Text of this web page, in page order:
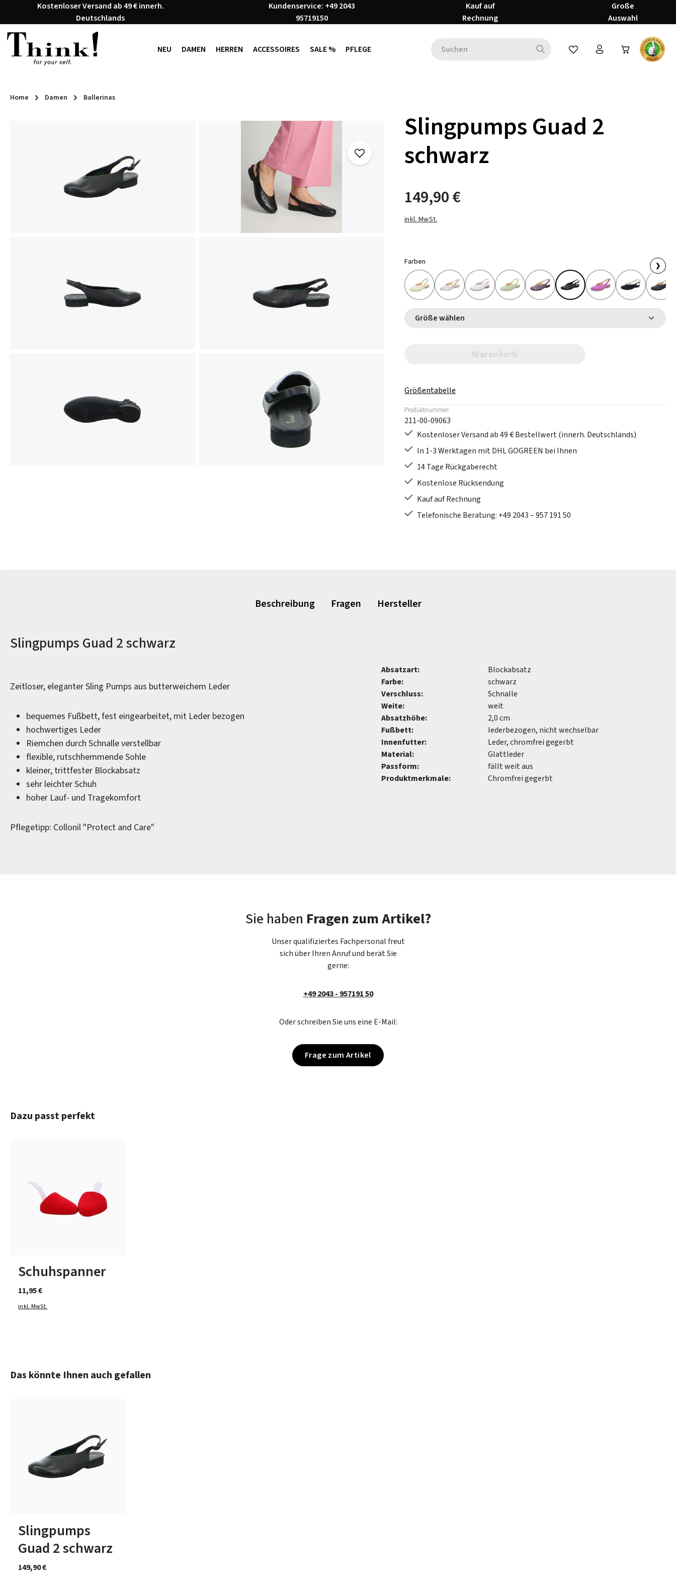
Hauptinhalt springen
Zur Suche springen
Zur Hauptnavigation springen
Kostenloser Versand ab 49 € innerh.
Deutschlands
Kundenservice: +49 2043
95719150
Kauf auf
Rechnung
Große
Auswahl
NEU DAMEN HERREN ACCESSOIRES SALE % PFLEGE Du hast 0 Produkte auf dem
Home Damen Ballerinas
Slingpumps Guad 2
schwarz
149,90 €
inkl. MwSt.
Farben ❯
Größe wählen
Warenkorb
Größentabelle
Produktnummer:
211-00-09063
Kostenloser Versand ab 49 € Bestellwert (innerh. Deutschlands)
In 1-3 Werktagen mit DHL GOGREEN bei Ihnen
14 Tage Rückgaberecht
Kostenlose Rücksendung
Kauf auf Rechnung
Telefonische Beratung: +49 2043 – 957 191 50
Beschreibung Fragen Hersteller
Produktinformationen
Slingpumps Guad 2 schwarz
Zeitloser, eleganter Sling Pumps aus butterweichem Leder
bequemes Fußbett, fest eingearbeitet, mit Leder bezogen
hochwertiges Leder
Riemchen durch Schnalle verstellbar
flexible, rutschhemmende Sohle
kleiner, trittfester Blockabsatz
sehr leichter Schuh
hoher Lauf- und Tragekomfort
Pflegetipp: Collonil "Protect and Care"
Absatzart:
Blockabsatz
Farbe:
schwarz
Verschluss:
Schnalle
Weite:
weit
Absatzhöhe:
2,0 cm
Fußbett:
lederbezogen, nicht wechselbar
Innenfutter:
Leder, chromfrei gegerbt
Material:
Glattleder
Passform:
fällt weit aus
Produktmerkmale:
Chromfrei gegerbt
Sie haben Fragen zum Artikel?
Unser qualifiziertes Fachpersonal freut
sich über Ihren Anruf und berät Sie
gerne:
+49 2043 - 957191 50
Oder schreiben Sie uns eine E-Mail:
Frage zum Artikel
Produktgalerie überspringen
Dazu passt perfekt
Schuhspanner
11,95 €
inkl. MwSt.
Produktgalerie überspringen
Das könnte Ihnen auch gefallen
Slingpumps
Guad 2 schwarz
149,90 €